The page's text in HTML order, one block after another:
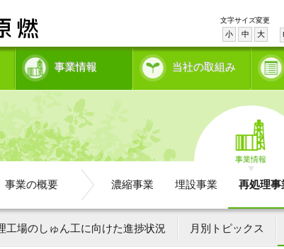
文字サイズ変更
小 中 大
事業情報 当社の取組み
事業情報
事業の概要 濃縮事業 埋設事業 再処理事
工場のしゅん工に向けた進捗状況 月別トピックス